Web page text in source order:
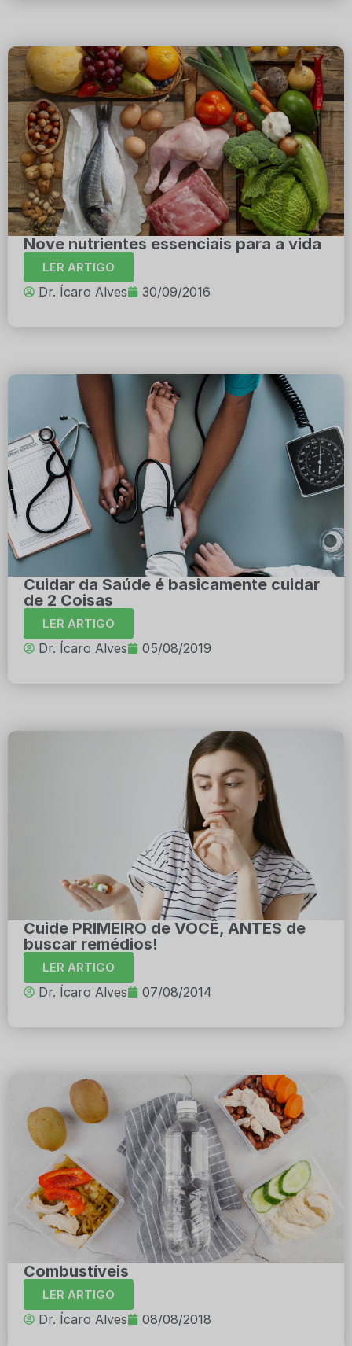
Nove nutrientes essenciais para a vida
LER ARTIGO
Dr. Ícaro Alves 30/09/2016
Cuidar da Saúde é basicamente cuidar
de 2 Coisas
LER ARTIGO
Dr. Ícaro Alves 05/08/2019
Cuide PRIMEIRO de VOCÊ, ANTES de
buscar remédios!
LER ARTIGO
Dr. Ícaro Alves 07/08/2014
Combustíveis
LER ARTIGO
Dr. Ícaro Alves 08/08/2018